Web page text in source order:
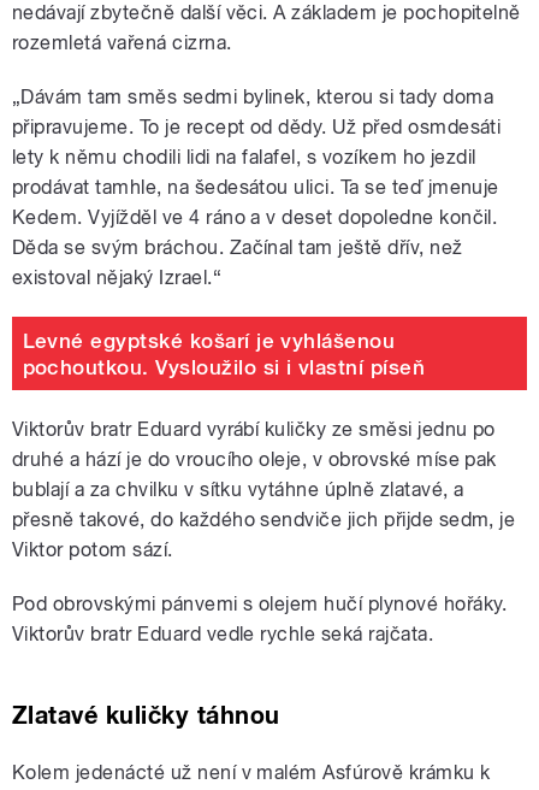
nedávají zbytečně další věci. A základem je pochopitelně
rozemletá vařená cizrna.
„Dávám tam směs sedmi bylinek, kterou si tady doma
připravujeme. To je recept od dědy. Už před osmdesáti
lety k němu chodili lidi na falafel, s vozíkem ho jezdil
prodávat tamhle, na šedesátou ulici. Ta se teď jmenuje
Kedem. Vyjížděl ve 4 ráno a v deset dopoledne končil.
Děda se svým bráchou. Začínal tam ještě dřív, než
existoval nějaký Izrael.“
Levné egyptské košarí je vyhlášenou
pochoutkou. Vysloužilo si i vlastní píseň
Viktorův bratr Eduard vyrábí kuličky ze směsi jednu po
druhé a hází je do vroucího oleje, v obrovské míse pak
bublají a za chvilku v sítku vytáhne úplně zlatavé, a
přesně takové, do každého sendviče jich přijde sedm, je
Viktor potom sází.
Pod obrovskými pánvemi s olejem hučí plynové hořáky.
Viktorův bratr Eduard vedle rychle seká rajčata.
Zlatavé kuličky táhnou
Kolem jedenácté už není v malém Asfúrově krámku k